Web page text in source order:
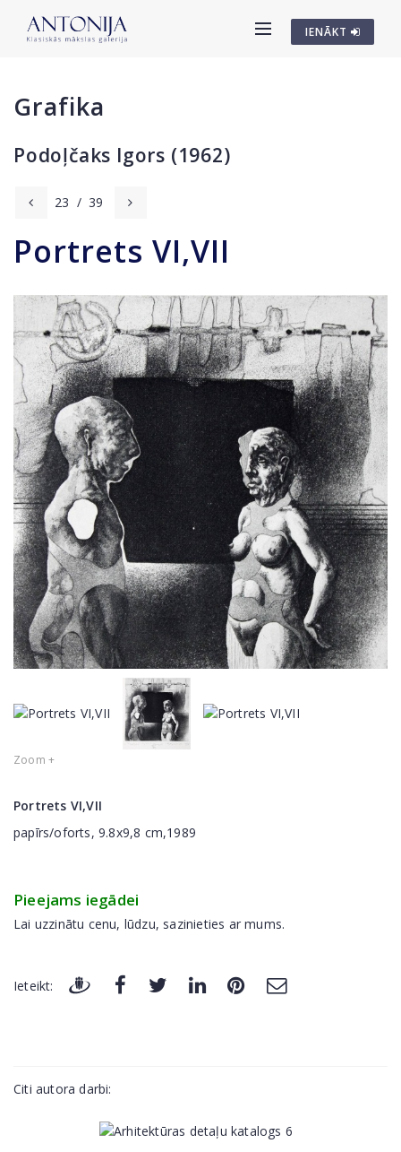
IENĀKT
Grafika
Podoļčaks Igors (1962)
23 / 39
Portrets VI,VII
Zoom +
Portrets VI,VII
papīrs/oforts, 9.8x9,8 cm,1989
Pieejams iegādei
Lai uzzinātu cenu, lūdzu, sazinieties ar mums.
Ieteikt:
Citi autora darbi: